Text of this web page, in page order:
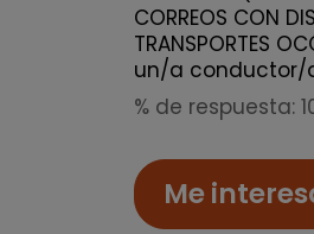
CORREOS CON
TRANSPORTES
un/a conductor/
% de respuesta:
Me